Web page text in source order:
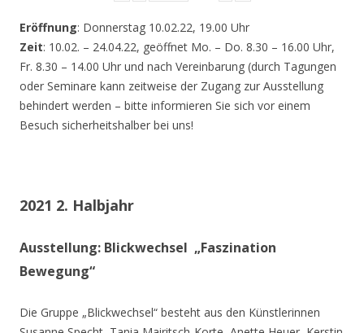
Eröffnung: Donnerstag 10.02.22, 19.00 Uhr
Zeit: 10.02. – 24.04.22, geöffnet Mo. – Do. 8.30 – 16.00 Uhr,
Fr. 8.30 – 14.00 Uhr und nach Vereinbarung (durch Tagungen
oder Seminare kann zeitweise der Zugang zur Ausstellung
behindert werden – bitte informieren Sie sich vor einem
Besuch sicherheitshalber bei uns!
2021 2. Halbjahr
Ausstellung: Blickwechsel „Faszination
Bewegung“
Die Gruppe „Blickwechsel“ besteht aus den Künstlerinnen